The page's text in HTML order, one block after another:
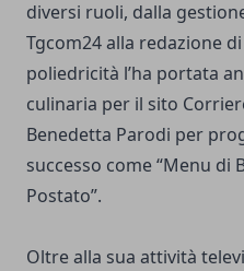
diversi ruoli, dalla
Tgcom24 alla redazione
poliedricità l’ha portata
culinaria per il sito
Benedetta Parodi per
successo come “Menu di
Postato”.
Oltre alla sua attività